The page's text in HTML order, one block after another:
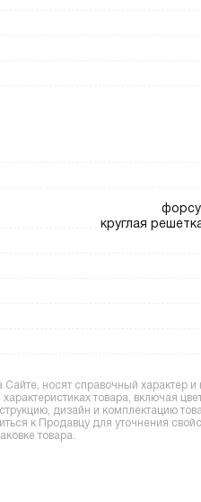
круглая
носят справочный характер и
товара, включая
дизайн и комплектацию
к Продавцу для уточнения
товара.